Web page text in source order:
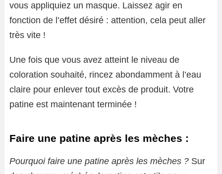
vous appliquiez un masque. Laissez agir en
fonction de l’effet désiré : attention, cela peut aller
très vite !
Une fois que vous avez atteint le niveau de
coloration souhaité, rincez abondamment à l’eau
claire pour enlever tout excès de produit. Votre
patine est maintenant terminée !
Faire une patine après les mèches :
Pourquoi faire une patine après les mèches ? Sur